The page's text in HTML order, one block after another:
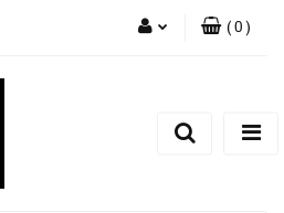
(0)